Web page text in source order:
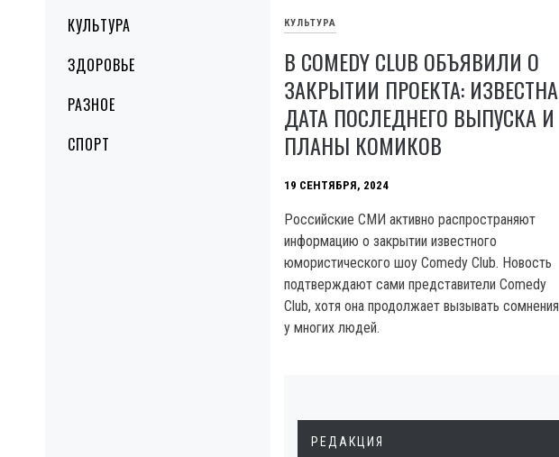
КУЛЬТУРА
ЗДОРОВЬЕ
РАЗНОЕ
СПОРТ
КУЛЬТУРА
В COMEDY CLUB ОБЪЯВИЛИ О
ЗАКРЫТИИ ПРОЕКТА: ИЗВЕСТНА
ДАТА ПОСЛЕДНЕГО ВЫПУСКА И
ПЛАНЫ КОМИКОВ
19 СЕНТЯБРЯ, 2024
Российские СМИ активно распространяют
информацию о закрытии известного
юмористического шоу Comedy Club. Новость
подтверждают сами представители Comedy
Club, хотя она продолжает вызывать сомнения
у многих людей.
РЕДАКЦИЯ